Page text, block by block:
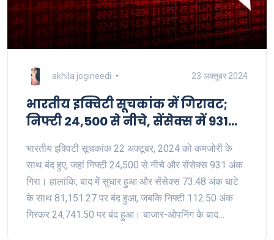
akhila jogineedi 23 अक्तूबर 2024
भारतीय इक्विटी सूचकांक में गिरावट;
निफ्टी 24,500 से नीचे, सेंसेक्स में 931
भारतीय इक्विटी सूचकांक 22 अक्टूबर, 2024 को कमजोरी के
साथ बंद हुए, जहां निफ्टी 24,500 से नीचे और सेंसेक्स 931 अंक
गिरा। हालांकि, बाद में सुधार हुआ और सेंसेक्स 73.48 अंक घाटे
के साथ 81,151.27 पर बंद हुआ, जबकि निफ्टी 112.50 अंक
गिरकर 24,741.50 पर बंद हुआ। बाजार-ओपनिंग के बाद